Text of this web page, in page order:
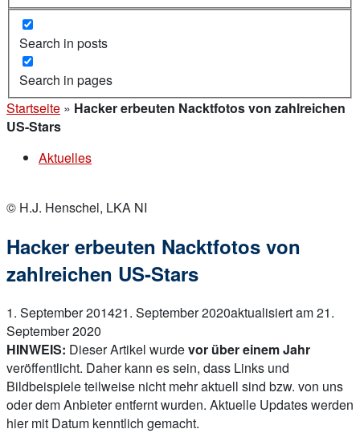
Search in posts
Search in pages
Startseite » Hacker erbeuten Nacktfotos von zahlreichen
US-Stars
Aktuelles
© H.J. Henschel, LKA NI
Hacker erbeuten Nacktfotos von
zahlreichen US-Stars
1. September 201421. September 2020aktualisiert am 21.
September 2020
HINWEIS: Dieser Artikel wurdevor über einem Jahr
veröffentlicht. Daher kann es sein, dass Links und
Bildbeispiele teilweise nicht mehr aktuell sind bzw. von uns
oder dem Anbieter entfernt wurden. Aktuelle Updates werden
hier mit Datum kenntlich gemacht.